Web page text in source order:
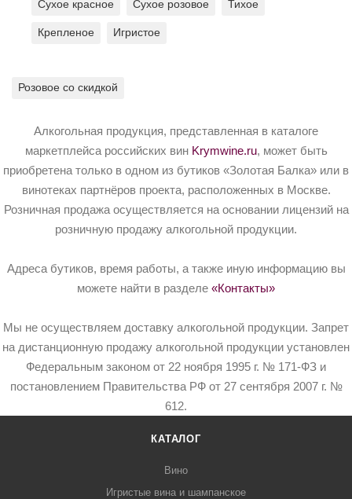
Сухое красное Сухое розовое Тихое
Крепленое Игристое
Розовое со скидкой
Алкогольная продукция, представленная в каталоге
маркетплейса российских вин Krymwine.ru, может быть
приобретена только в одном из бутиков «Золотая Балка» или в
винотеках партнёров проекта, расположенных в Москве.
Розничная продажа осуществляется на основании лицензий на
розничную продажу алкогольной продукции.
Адреса бутиков, время работы, а также иную информацию вы
можете найти в разделе «Контакты»
Мы не осуществляем доставку алкогольной продукции. Запрет
на дистанционную продажу алкогольной продукции установлен
Федеральным законом от 22 ноября 1995 г. № 171-ФЗ и
постановлением Правительства РФ от 27 сентября 2007 г. №
612.
КАТАЛОГ
Вино
Игристые вина и шампанское